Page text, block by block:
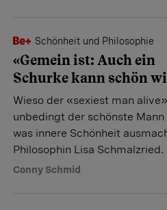
Schönheit und Philosophie
«Gemein ist: Auch ein
Schurke kann schön
Wieso der «sexiest man
unbedingt der schönste Mann
was innere Schönheit
Philosophin Lisa Schmalzried.
Conny Schmid